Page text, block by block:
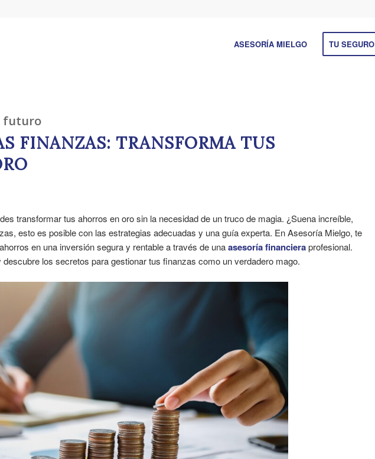
ASESORÍA MIELGO TU SEGURO
futuro
FINANZAS: TRANSFORMA TUS
transformar tus ahorros en oro sin la necesidad de un truco de magia. ¿Suena increíble,
esto es posible con las estrategias adecuadas y una guía experta. En Asesoría Mielgo, te
en una inversión segura y rentable a través de unaasesoría financieraprofesional.
los secretos para gestionar tus finanzas como un verdadero mago.